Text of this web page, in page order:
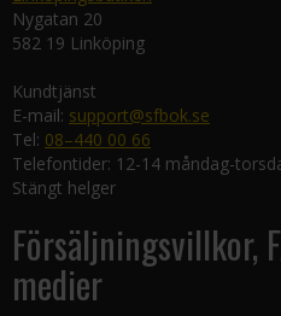
Nygatan 20
582 19 Linköping
Kundtjänst
E-mail: support@sfbok.se
Tel: 08–440 00 66
Telefontider: 12-14 måndag-
Stängt helger
Försäljningsvillkor,
medier